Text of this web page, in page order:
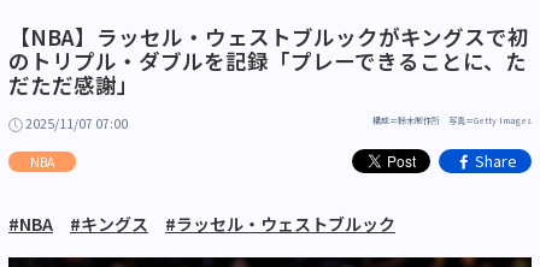
【NBA】ラッセル・ウェストブルックがキングスで初
のトリプル・ダブルを記録「プレーできることに、た
だただ感謝」
2025/11/07 07:00 構成＝鈴木制作所 写真＝Getty Images
NBA Share
#NBA #キングス #ラッセル・ウェストブルック